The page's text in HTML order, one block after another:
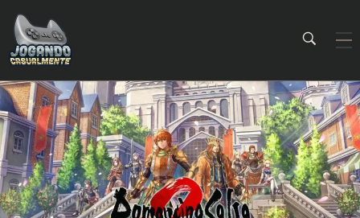
Jogando Casualmente
Conteúdo family friendly sobre games! Desde 2019 analisando jogos.